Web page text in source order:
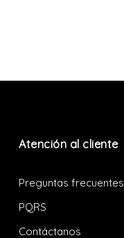
Atención al cliente
Preguntas frecuentes
PQRS
Contáctanos